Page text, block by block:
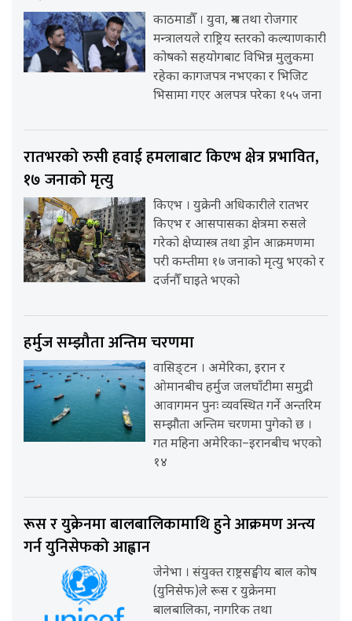
काठमाडौँ । युवा, श्रम तथा रोजगार
मन्त्रालयले राष्ट्रिय स्तरको कल्याणकारी
कोषको सहयोगबाट विभिन्न मुलुकमा
रहेका कागजपत्र नभएका र भिजिट
भिसामा गएर अलपत्र परेका १५५ जना
रातभरको रुसी हवाई हमलाबाट किएभ क्षेत्र प्रभावित,
१७ जनाको मृत्यु
किएभ । युक्रेनी अधिकारीले रातभर
किएभ र आसपासका क्षेत्रमा रुसले
गरेको क्षेप्यास्त्र तथा ड्रोन आक्रमणमा
परी कम्तीमा १७ जनाको मृत्यु भएको र
दर्जनौँ घाइते भएको
हर्मुज सम्झौता अन्तिम चरणमा
वासिङ्टन । अमेरिका, इरान र
ओमानबीच हर्मुज जलघाँटीमा समुद्री
आवागमन पुनः व्यवस्थित गर्ने अन्तरिम
सम्झौता अन्तिम चरणमा पुगेको छ ।
गत महिना अमेरिका–इरानबीच भएको
१४
रूस र युक्रेनमा बालबालिकामाथि हुने आक्रमण अन्त्य
गर्न युनिसेफको आह्वान
जेनेभा । संयुक्त राष्ट्रसङ्घीय बाल कोष
(युनिसेफ)ले रूस र युक्रेनमा
बालबालिका, नागरिक तथा